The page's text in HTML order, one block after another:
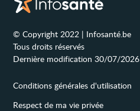
© Copyright 2022 | Infosanté.be
Tous droits réservés
Dernière modification 30/07/2026
Conditions générales d'utilisation
Respect de ma vie privée